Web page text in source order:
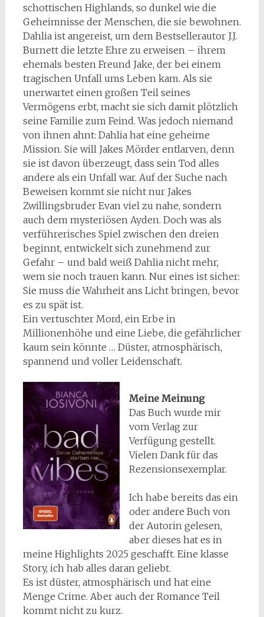
schottischen Highlands, so dunkel wie die
Geheimnisse der Menschen, die sie bewohnen.
Dahlia ist angereist, um dem Bestsellerautor J.J.
Burnett die letzte Ehre zu erweisen – ihrem
ehemals besten Freund Jake, der bei einem
tragischen Unfall ums Leben kam. Als sie
unerwartet einen großen Teil seines
Vermögens erbt, macht sie sich damit plötzlich
seine Familie zum Feind. Was jedoch niemand
von ihnen ahnt: Dahlia hat eine geheime
Mission. Sie will Jakes Mörder entlarven, denn
sie ist davon überzeugt, dass sein Tod alles
andere als ein Unfall war. Auf der Suche nach
Beweisen kommt sie nicht nur Jakes
Zwillingsbruder Evan viel zu nahe, sondern
auch dem mysteriösen Ayden. Doch was als
verführerisches Spiel zwischen den dreien
beginnt, entwickelt sich zunehmend zur
Gefahr – und bald weiß Dahlia nicht mehr,
wem sie noch trauen kann. Nur eines ist sicher:
Sie muss die Wahrheit ans Licht bringen, bevor
es zu spät ist.
Ein vertuschter Mord, ein Erbe in
Millionenhöhe und eine Liebe, die gefährlicher
kaum sein könnte … Düster, atmosphärisch,
spannend und voller Leidenschaft.
Meine Meinung
Das Buch wurde mir
vom Verlag zur
Verfügung gestellt.
Vielen Dank für das
Rezensionsexemplar.
Ich habe bereits das ein
oder andere Buch von
der Autorin gelesen,
aber dieses hat es in
meine Highlights 2025 geschafft. Eine klasse
Story, ich hab alles daran geliebt.
Es ist düster, atmosphärisch und hat eine
Menge Crime. Aber auch der Romance Teil
kommt nicht zu kurz.